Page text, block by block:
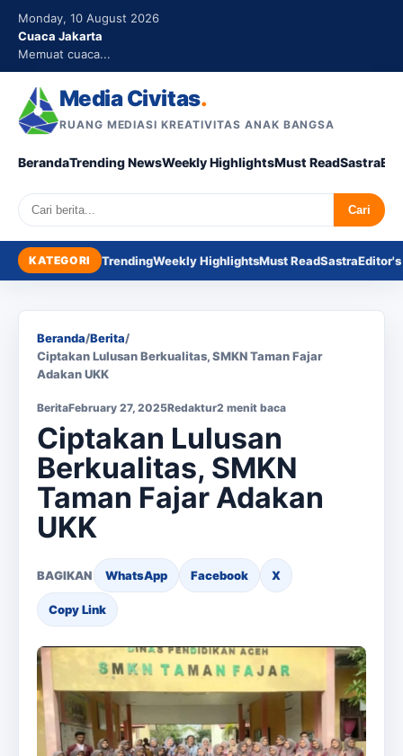
Monday, 10 August 2026
Cuaca Jakarta
Memuat cuaca...
Media Civitas.
RUANG MEDIASI KREATIVITAS ANAK BANGSA
BerandaTrending NewsWeekly HighlightsMust ReadSastra
Search Cari
KATEGORI TrendingWeekly HighlightsMust ReadSastra
Beranda/Berita/
Ciptakan Lulusan Berkualitas, SMKN Taman Fajar
Adakan UKK
BeritaFebruary 27, 2025Redaktur2 menit baca
Ciptakan Lulusan
Berkualitas, SMKN
Taman Fajar Adakan
UKK
BAGIKAN WhatsApp Facebook X
Copy Link